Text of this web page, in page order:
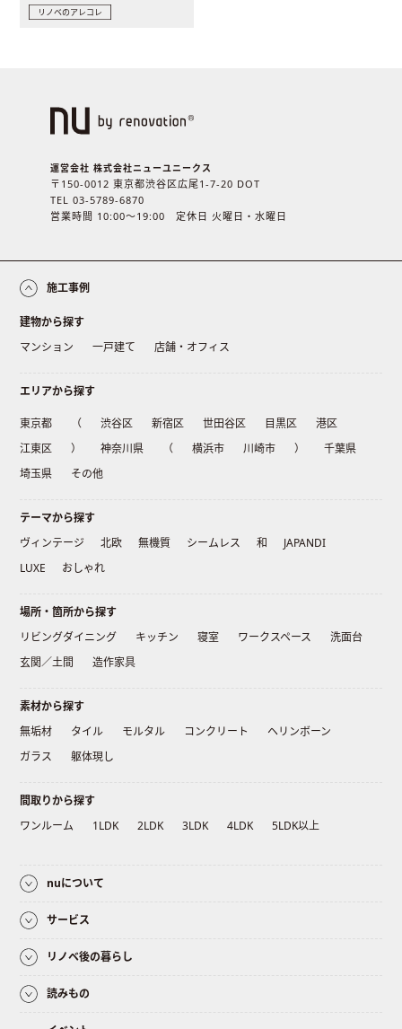
リノベのアレコレ
運営会社 株式会社ニューユニークス
〒150-0012 東京都渋谷区広尾1-7-20 DOT
TEL 03-5789-6870
営業時間 10:00〜19:00 定休日 火曜日・水曜日
施工事例
建物から探す
マンション
一戸建て 店舗・オフィス
エリアから探す
東京都 （ 渋谷区 新宿区 世田谷区 目黒区
港区
江東区
） 神奈川県 （ 横浜市 川崎市 ）
千葉県
埼玉県
その他
テーマから探す
ヴィンテージ
北欧 無機質 シームレス 和
JAPANDI
LUXE
おしゃれ
場所・箇所から探す
リビングダイニング
キッチン 寝室 ワークスペース
洗面台
玄関／土間
造作家具
素材から探す
無垢材
タイル モルタル コンクリート
ヘリンボーン
ガラス
躯体現し
間取りから探す
ワンルーム
1LDK 2LDK 3LDK 4LDK 5LDK以上
nuについて
サービス
リノベ後の暮らし
読みもの